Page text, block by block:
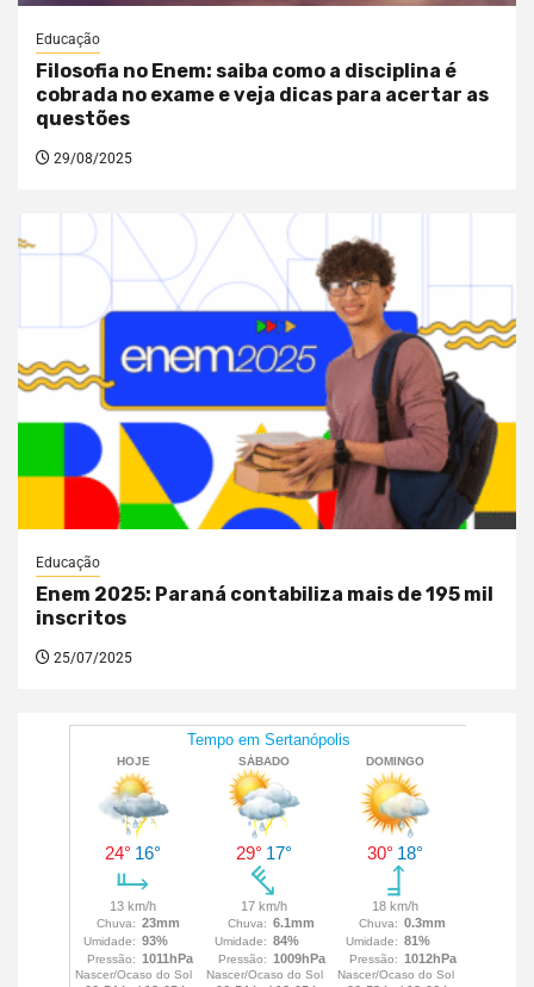
Educação
Filosofia no Enem: saiba como a disciplina é
cobrada no exame e veja dicas para acertar as
questões
29/08/2025
Educação
Enem 2025: Paraná contabiliza mais de 195 mil
inscritos
25/07/2025